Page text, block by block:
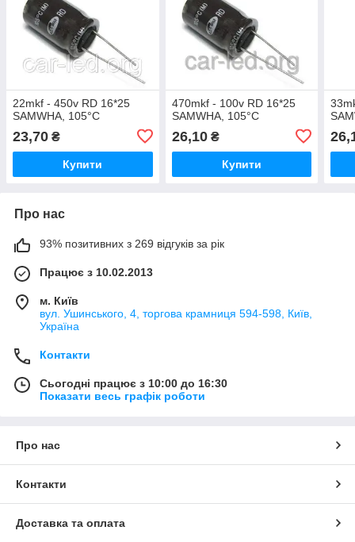
22mkf - 450v RD 16*25
SAMWHA, 105°C
23,70 ₴
Купити
470mkf - 100v RD 16*25
SAMWHA, 105°C
26,10₴
Купити
Про нас
93% позитивних з 269 відгуків за рік
Працює з 10.02.2013
м. Київ
вул. Ушинського, 4, торгова крамниця 594-598, Київ,
Україна
Контакти
Сьогодні працює з 10:00 до 16:30
Показати весь графік роботи
Про нас
Контакти
Доставка та оплата